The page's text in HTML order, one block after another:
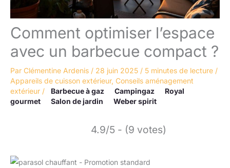
Comment optimiser l’espace
avec un barbecue compact ?
Par Clémentine Ardenis / 28 juin 2025 / 5 minutes de lecture /
Appareils de cuisson extérieur, Conseils aménagement
extérieur / Barbecue à gaz Campingaz
Royal
gourmet
Salon de jardin Weber spirit
4.9/5 - (9 votes)